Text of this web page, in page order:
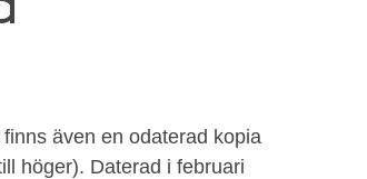
även en odaterad kopia
höger). Daterad i februari